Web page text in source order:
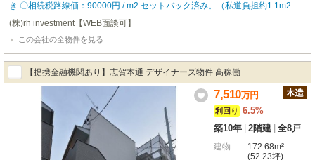
き 〇相続税路線価：90000円 / m2 セットバック済み。（私道負担約1.1m2）
入居者に人気な設備を数多く設置しているので、入居率も高く どなたにも気
に入って頂ける物件となっております。 ▼物件仕様▼ ・バストイレ別 ・追い
炊き機能 ・独立洗面台 ・ロフト付き 【robothomeグループ】 ・東証上場企業
グループ会社 ・仕入、設計、施工、販売、管理、ワンストップ ・金融機関の
ご相談も承ります。
(株)rh investment【WEB面談可】
この会社の全物件を見る
【提携金融機関あり】志賀本通 デザイナーズ物件 高稼働
7,510万円
利回り
6.5%
築10年 2階建 全8戸
建物
172.68m²
(52.23坪)